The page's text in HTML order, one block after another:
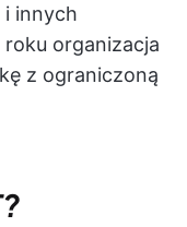
i innych
organizacja
z ograniczoną